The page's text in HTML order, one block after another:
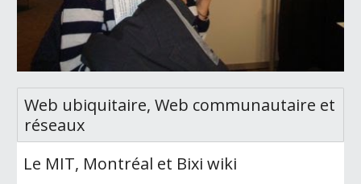
Web ubiquitaire, Web communautaire et
réseaux
Le MIT, Montréal et Bixi wiki